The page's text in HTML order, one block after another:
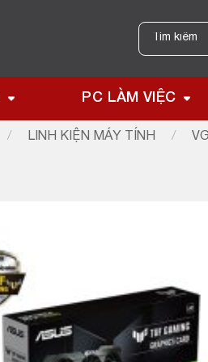
Tìm
kiếm:
PC LÀM VIỆC
/ LINH KIỆN MÁY TÍNH /